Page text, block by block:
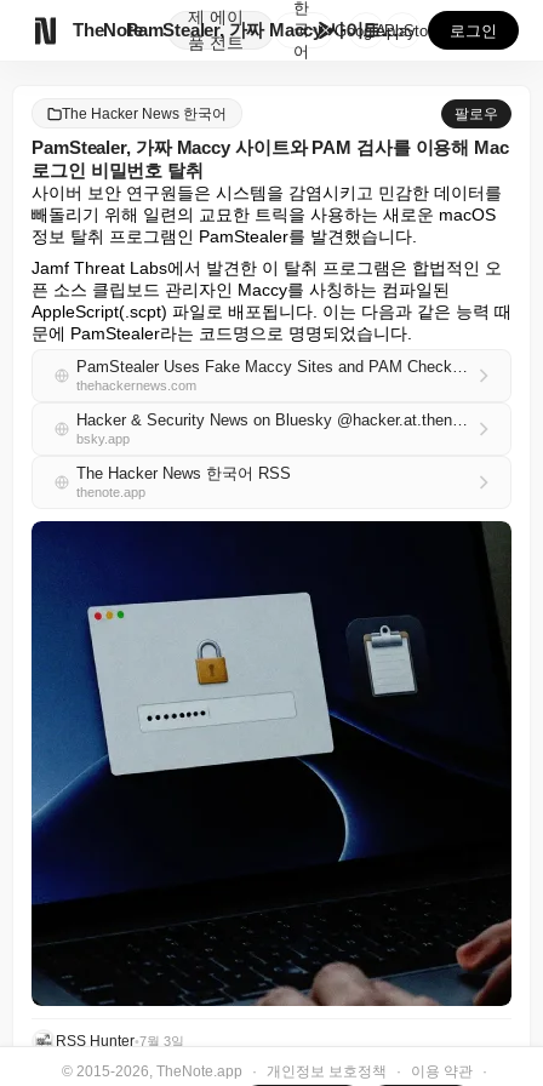
TheNote
제
품
에이
전트
PamStealer, 가짜 Maccy 사이트와 PAM ...
한
국
어
GooglePlay
AppStore 로그인
The Hacker News 한국어 팔로우
PamStealer, 가짜 Maccy 사이트와 PAM 검사를 이용해 Mac
로그인 비밀번호 탈취
사이버 보안 연구원들은 시스템을 감염시키고 민감한 데이터를
빼돌리기 위해 일련의 교묘한 트릭을 사용하는 새로운 macOS
정보 탈취 프로그램인 PamStealer를 발견했습니다.
Jamf Threat Labs에서 발견한 이 탈취 프로그램은 합법적인 오
픈 소스 클립보드 관리자인 Maccy를 사칭하는 컴파일된
AppleScript(.scpt) 파일로 배포됩니다. 이는 다음과 같은 능력 때
문에 PamStealer라는 코드명으로 명명되었습니다.
PamStealer Uses Fake Maccy Sites and PAM Checks to Steal Mac Login Passwords
thehackernews.com
Hacker & Security News on Bluesky @hacker.at.thenote.app
bsky.app
The Hacker News 한국어 RSS
thenote.app
RSS Hunter•7월 3일
© 2015-2026, TheNote.app · 개인정보 보호정책 · 이용 약관 ·